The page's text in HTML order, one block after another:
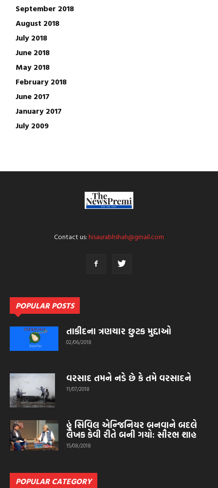
September 2018
August 2018
July 2018
June 2018
May 2018
February 2018
June 2017
January 2017
July 2009
Contact us:hisaurabhshah@gmail.com
POPULAR POSTS
તાકીદના ત્રણચાર છુટક મુદ્દાઓ
02/06/2018
વરસાદ તમને નડે છે કે તમે વરસાદને
11/07/2018
હું સિવિલ એન્જિનિયર બનવાને બદલે
લેખક કેવી રીતે બની ગયો: સૌરભ શાહ
15/08/2018
POPULAR CATEGORY